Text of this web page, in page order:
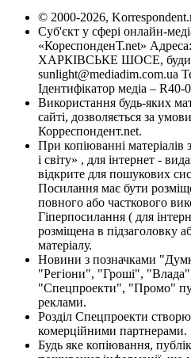
© 2000-2026,
Суб'єкт у сфері онлайн-
«КореспонденТ.net»
ХАРКІВСЬКЕ ШОСЕ,
sunlight@mediadim.com.ua
Ідентифікатор медіа – R40-
Використання будь-яких
сайті, дозволяється за
Корреспондент.net.
При копіюванні матеріалів
і світу» , для інтернет -
відкрите для пошукових
Посилання має бути
повного або часткового
Гіперпосилання ( для
розміщена в підзаголовку
матеріалу.
Новини з позначками
"Регіони", "Гроші",
"Спецпроекти", "Промо"
реклами.
Розділ Спецпроекти
комерційними партнерами.
Будь яке копіювання,